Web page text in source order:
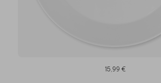
15,99 €